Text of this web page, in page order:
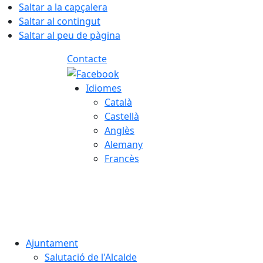
Saltar a la capçalera
Saltar al contingut
Saltar al peu de pàgina
Contacte
Idiomes
Català
Castellà
Anglès
Alemany
Francès
Ajuntament
Salutació de l'Alcalde